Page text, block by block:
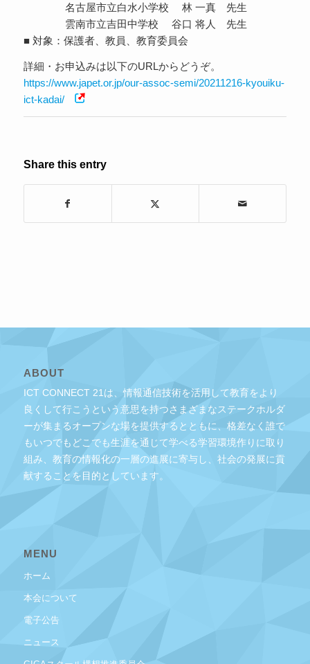
名古屋市立白水小学校 林 一真 先生
雲南市立吉田中学校 谷口 将人 先生
■ 対象：保護者、教員、教育委員会
詳細・お申込みは以下のURLからどうぞ。
https://www.japet.or.jp/our-assoc-semi/20211216-kyouiku-
ict-kadai/
Share this entry
ABOUT
ICT CONNECT 21は、情報通信技術を活用して教育をより
良くして行こうという意思を持つさまざまなステークホルダ
ーが集まるオープンな場を提供するとともに、格差なく誰で
もいつでもどこでも生涯を通じて学べる学習環境作りに取り
組み、教育の情報化の一層の進展に寄与し、社会の発展に貢
献することを目的としています。
MENU
ホーム
本会について
電子公告
ニュース